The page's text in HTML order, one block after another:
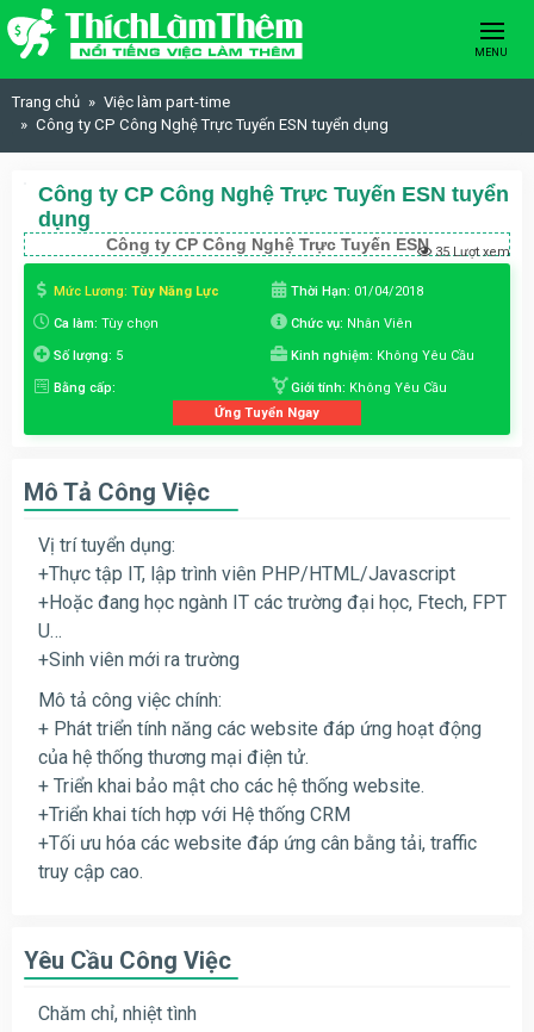
Skip to content
MENU
Trang chủ
Việc làm part-time
Công ty CP Công Nghệ Trực Tuyến ESN tuyển dụng
Công ty CP Công Nghệ Trực Tuyến ESN tuyển
dụng
Công ty CP Công Nghệ Trực Tuyến ESN 35 Lượt xem
Mức Lương: Tùy Năng Lực Thời Hạn: 01/04/2018
Ca làm: Tùy chọn Chức vụ: Nhân Viên
Số lượng: 5 Kinh nghiệm: Không Yêu Cầu
Bằng cấp: Giới tính: Không Yêu Cầu
Ứng Tuyển Ngay
Mô Tả Công Việc
Vị trí tuyển dụng:
+Thực tập IT, lập trình viên PHP/HTML/Javascript
+Hoặc đang học ngành IT các trường đại học, Ftech, FPT
U…
+Sinh viên mới ra trường
Mô tả công việc chính:
+ Phát triển tính năng các website đáp ứng hoạt động
của hệ thống thương mại điện tử.
+ Triển khai bảo mật cho các hệ thống website.
+Triển khai tích hợp với Hệ thống CRM
+Tối ưu hóa các website đáp ứng cân bằng tải, traffic
truy cập cao.
Yêu Cầu Công Việc
Chăm chỉ, nhiệt tình